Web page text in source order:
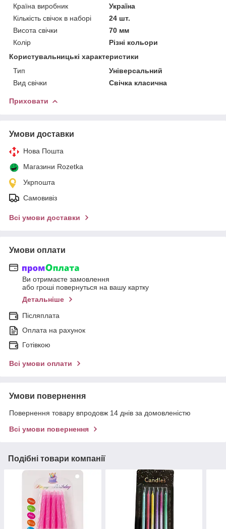
Країна виробник
Україна
Кількість свічок в наборі
24 шт.
Висота свічки
70 мм
Колір
Різні кольори
Користувальницькі характеристики
Тип
Універсальний
Вид свічки
Свічка класична
Приховати
Умови доставки
Нова Пошта
Магазини Rozetka
Укрпошта
Самовивіз
Всі умови доставки
Умови оплати
Ви отримаєте замовлення
або гроші повернуться на вашу картку
Детальніше
Післяплата
Оплата на рахунок
Готівкою
Всі умови оплати
Умови повернення
Повернення товару впродовж 14 днів за домовленістю
Всі умови повернення
Подібні товари компанії